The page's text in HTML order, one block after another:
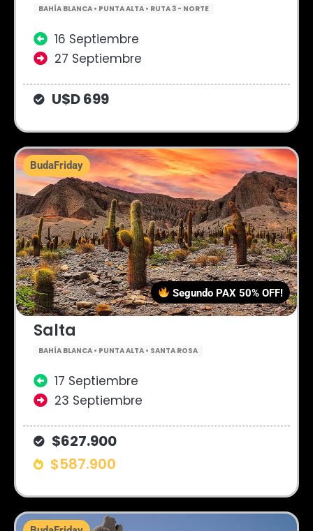
BAHÍA BLANCA • PUNTA ALTA • RUTA 3 - NORTE
16 Septiembre
27 Septiembre
U$D 699
Salta
BAHÍA BLANCA • PUNTA ALTA • SANTA ROSA
17 Septiembre
23 Septiembre
$627.900
$587.900
BudaFriday
Segundo PAX 50% OFF!